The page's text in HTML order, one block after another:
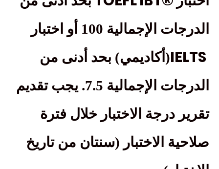
الدرجات الإجمالية 100 أو اختبار
IELTS(أكاديمي) بحد أدنى من
الدرجات الإجمالية 7.5. يجب تقديم
تقرير درجة الاختبار خلال فترة
صلاحية الاختبار (سنتان من تاريخ